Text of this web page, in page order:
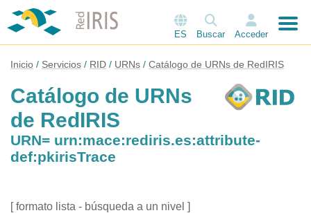
ES Buscar Acceder
Inicio Servicios RID URNs Catálogo de URNs de RedIRIS
Catálogo de URNs
de RedIRIS
URN= urn:mace:rediris.es:attribute-
def:pkirisTrace
[ formato lista - búsqueda a un nivel ]